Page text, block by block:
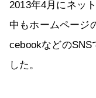
2013年4月にネッ
中もホームページ
cebookなどのSNS
した。